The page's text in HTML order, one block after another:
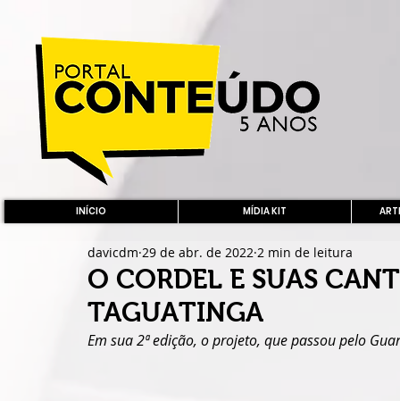
INÍCIO MÍDIA KIT
O CORDEL E SUAS
TAGUATINGA
davicdm 29 de abr. de 2022 2 min de leitura
Em sua 2ª edição, o projeto, que passou pelo